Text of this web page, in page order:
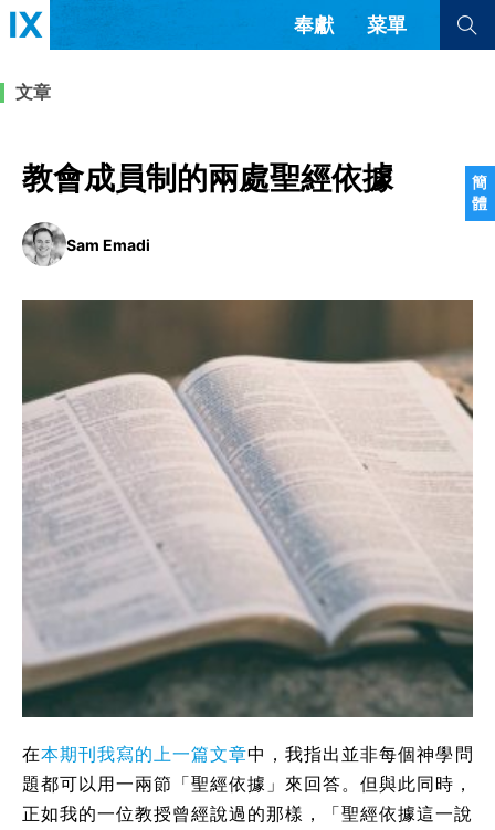
簡
體
奉獻 菜單
教會帶領 解經式講道與神學
成員制與教會紀律
團契生活與禱告
查看全部
查看全部
葡萄牙語
俄語
烏茲別克語
达里语
法語
羅馬尼亞語
越南語
意大利語
德語
韓語
土耳其語
阿拉伯語
阿爾巴尼亞語
塞爾維亞語 柬埔寨語
文章
教會成員制的兩處聖經依據
Sam Emadi
在本期刊我寫的上一篇文章中，我指出並非每個神學問
題都可以用一兩節「聖經依據」來回答。但與此同時，
正如我的一位教授曾經說過的那樣，「聖經依據這一說